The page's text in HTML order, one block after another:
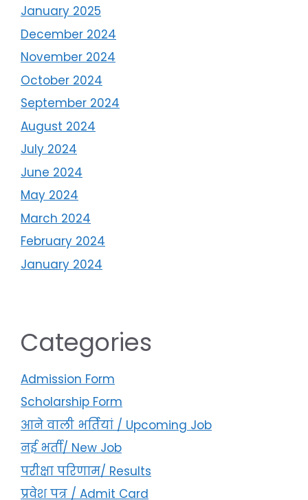
January 2025
December 2024
November 2024
October 2024
September 2024
August 2024
July 2024
June 2024
May 2024
March 2024
February 2024
January 2024
Categories
Admission Form
Scholarship Form
आने वाली भर्तियां / Upcoming Job
नई भर्ती/ New Job
परीक्षा परिणाम/ Results
प्रवेश पत्र / Admit Card